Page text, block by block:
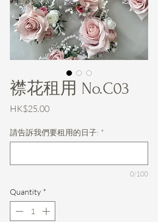
襟花租用 No.C03
HK$25.00Price
請告訴我們要租用的日子: *
0/100
Quantity *